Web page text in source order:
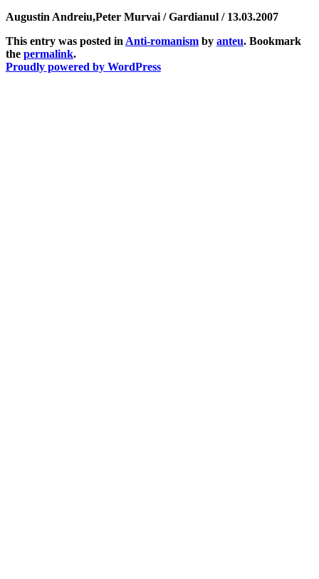
Augustin Andreiu,Peter Murvai / Gardianul / 13.03.2007
This entry was posted inAnti-romanism by anteu. Bookmark
the permalink.
Proudly powered by WordPress